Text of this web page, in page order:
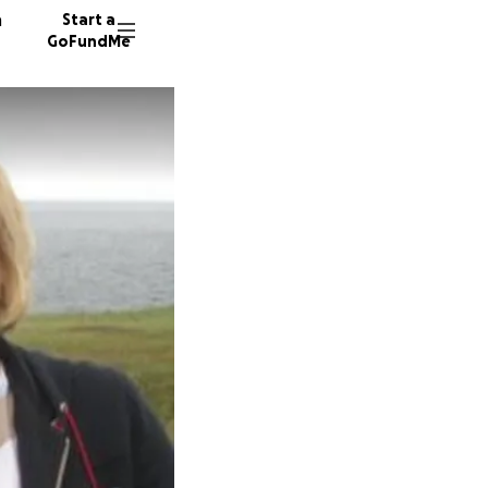
Start a
GoFundMe